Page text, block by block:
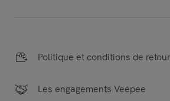
Politique et conditions de retour
Les engagements Veepee